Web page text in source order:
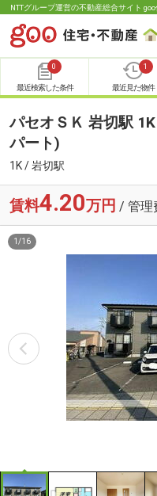
NTTグループ運営の不動産総合サイト
0
最近検索した条件
1
最近見た物件
パセオＳＫ 岩切駅
パート)
1K / 岩切駅
賃料4.20万円 / 管理
1 /16